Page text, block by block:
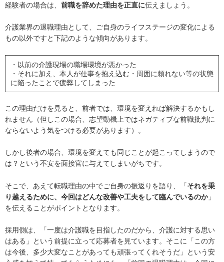
経験者の場合は、 前職を辞めた理由を正直に伝えましょう。
介護業界の退職理由として、ご自身のライフステージの変化による
もの以外ですと下記のような傾向があります。
・以前の介護現場の職場環境が悪かった
・それに加え、本人が仕事を抱え込む・周囲に頼れない等の状態
に陥ったことで疲弊してしまった
この理由だけを見ると、前者では、環境を変えれば解決するかもし
れません（但しこの場合、志望動機上ではネガティブな前職批判に
ならないよう気をつける必要があります）。
しかし後者の場合、環境を変えても同じことが起こってしまうので
は？という不安を面接官に与えてしまいがちです。
そこで、あえて転職理由の中でご自身の振返りを語り、「それを乗
り越えるために、今回はどんな改善や工夫をして臨んでいるのか」
を伝えることがポイントとなります。
採用側は、「一度は介護職を目指したのだから、介護に対する思い
はある」という前提に立って応募者を見ています。そこに「この方
は今後、多少大変なことがあっても頑張ってくれそうだ」という安